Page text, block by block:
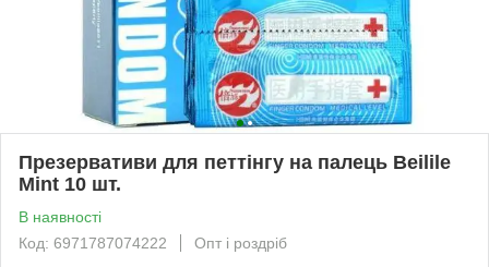
Презервативи для петтінгу на палець Beilile
Mint 10 шт.
В наявності
Код: 6971787074222
Опт і роздріб